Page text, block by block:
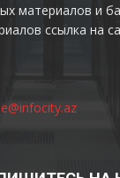
материалов и
ссылка на